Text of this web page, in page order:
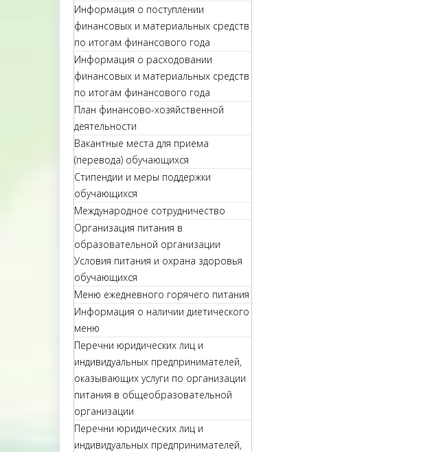
Информация о поступлении
финансовых и материальных средств
по итогам финансового года
Информация о расходовании
финансовых и материальных средств
по итогам финансового года
План финансово-хозяйственной
деятельности
Вакантные места для приема
(перевода) обучающихся
Стипендии и меры поддержки
обучающихся
Международное сотрудничество
Организация питания в
образовательной организации
Условия питания и охрана здоровья
обучающихся
Меню ежедневного горячего питания
Информация о наличии диетического
меню
Перечни юридических лиц и
индивидуальных предпринимателей,
оказывающих услуги по организации
питания в общеобразовательной
организации
Перечни юридических лиц и
индивидуальных предпринимателей,